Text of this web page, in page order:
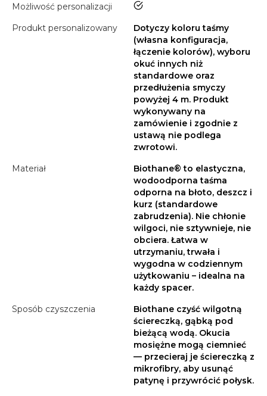
Możliwość personalizacji tak
Produkt personalizowany
Dotyczy koloru taśmy
(własna konfiguracja,
łączenie kolorów), wyboru
okuć innych niż
standardowe oraz
przedłużenia smyczy
powyżej 4 m. Produkt
wykonywany na
zamówienie i zgodnie z
ustawą nie podlega
zwrotowi.
Materiał
Biothane® to elastyczna,
wodoodporna taśma
odporna na błoto, deszcz i
kurz (standardowe
zabrudzenia). Nie chłonie
wilgoci, nie sztywnieje, nie
obciera. Łatwa w
utrzymaniu, trwała i
wygodna w codziennym
użytkowaniu – idealna na
każdy spacer.
Sposób czyszczenia
Biothane czyść wilgotną
ściereczką, gąbką pod
bieżącą wodą. Okucia
mosiężne mogą ciemnieć
— przecieraj je ściereczką z
mikrofibry, aby usunąć
patynę i przywrócić połysk.